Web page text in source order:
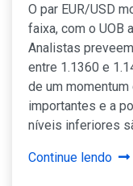
O par EUR/USD
faixa, com o UOB
Analistas
entre 1.1360 e
de um
importantes e a
níveis inferiores
Continue lendo